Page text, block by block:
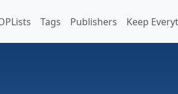
Tags Publishers Keep